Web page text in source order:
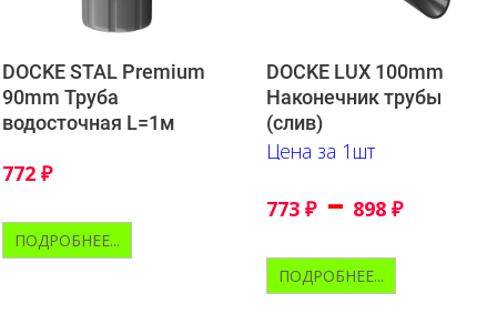
DOCKE STAL Premium
90mm Труба
водосточная L=1м
772 ₽
ПОДРОБНЕЕ...
DOCKE LUX 100mm
Наконечник трубы
(слив)
Цена за 1шт
773 ₽ – 898 ₽
ПОДРОБНЕЕ...